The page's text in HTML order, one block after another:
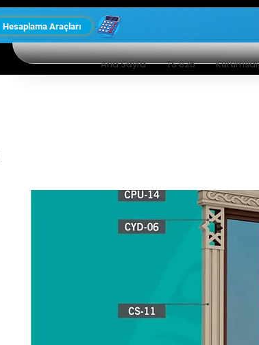
Hesaplama Araçları
Ana Sayfa TS 825 Kurumsal